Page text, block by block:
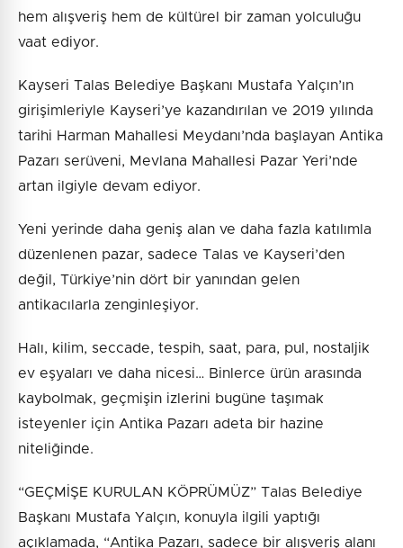
hem alışveriş hem de kültürel bir zaman yolculuğu
vaat ediyor.
Kayseri Talas Belediye Başkanı Mustafa Yalçın’ın
girişimleriyle Kayseri’ye kazandırılan ve 2019 yılında
tarihi Harman Mahallesi Meydanı’nda başlayan Antika
Pazarı serüveni, Mevlana Mahallesi Pazar Yeri’nde
artan ilgiyle devam ediyor.
Yeni yerinde daha geniş alan ve daha fazla katılımla
düzenlenen pazar, sadece Talas ve Kayseri’den
değil, Türkiye’nin dört bir yanından gelen
antikacılarla zenginleşiyor.
Halı, kilim, seccade, tespih, saat, para, pul, nostaljik
ev eşyaları ve daha nicesi… Binlerce ürün arasında
kaybolmak, geçmişin izlerini bugüne taşımak
isteyenler için Antika Pazarı adeta bir hazine
niteliğinde.
“GEÇMİŞE KURULAN KÖPRÜMÜZ” Talas Belediye
Başkanı Mustafa Yalçın, konuyla ilgili yaptığı
açıklamada, “Antika Pazarı, sadece bir alışveriş alanı